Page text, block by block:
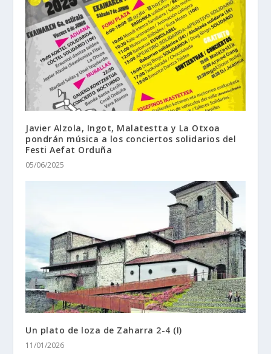
Javier Alzola, Ingot, Malatestta y La Otxoa
pondrán música a los conciertos solidarios del
Festi Aefat Orduña
05/06/2025
Un plato de loza de Zaharra 2-4 (I)
11/01/2026